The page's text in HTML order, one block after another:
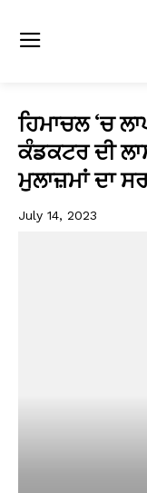
ਹਿਮਾਚਲ ‘ਚ
ਕੰਡਕਟਰ ਦੀ
ਮੁਲਾਜ਼ਮਾਂ ਦਾ
July 14, 2023